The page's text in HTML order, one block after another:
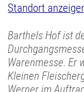
Standort
Barthels Hof ist
Warenmesse. Er
Kleinen
Werner im